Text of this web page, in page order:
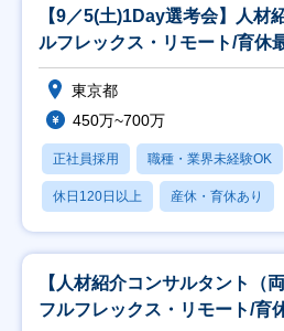
【9／5(土)1Day選考会】人材
ルフレックス・リモート/育休
東京都
450万~700万
正社員採用 職種・業界未経験OK
休日120日以上 産休・育休あり
【人材紹介コンサルタント（
フルフレックス・リモート/育